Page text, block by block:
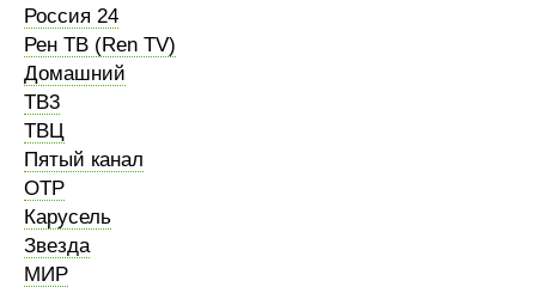
Россия 24
Рен ТВ (Ren TV)
Домашний
ТВ3
ТВЦ
Пятый канал
ОТР
Карусель
Звезда
МИР